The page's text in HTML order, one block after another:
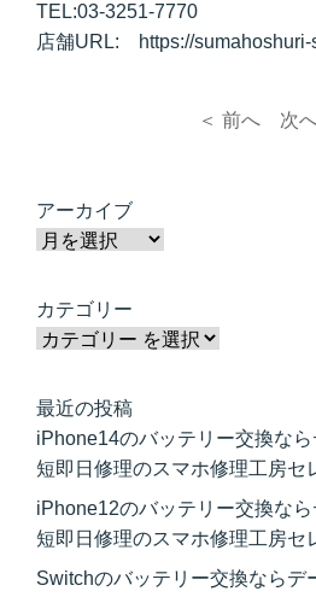
TEL:03-3251-7770
店舗URL: https://sumahoshuri-
＜ 前へ 次
アーカイブ
カテゴリー
最近の投稿
iPhone14のバッテリー交換な
短即日修理のスマホ修理工房セ
iPhone12のバッテリー交換な
短即日修理のスマホ修理工房セ
Switchのバッテリー交換ならデ